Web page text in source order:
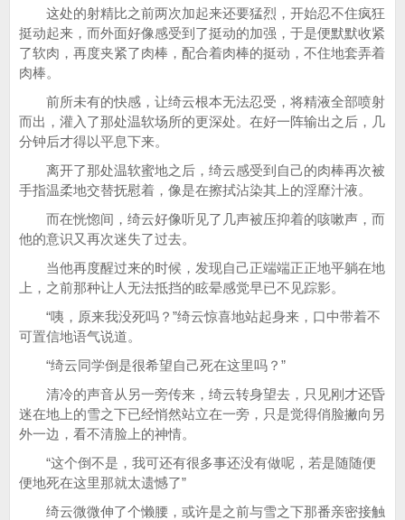
这处的射精比之前两次加起来还要猛烈，开始忍不住疯狂
挺动起来，而外面好像感受到了挺动的加强，于是便默默收紧
了软肉，再度夹紧了肉棒，配合着肉棒的挺动，不住地套弄着
肉棒。
前所未有的快感，让绮云根本无法忍受，将精液全部喷射
而出，灌入了那处温软场所的更深处。在好一阵输出之后，几
分钟后才得以平息下来。
离开了那处温软蜜地之后，绮云感受到自己的肉棒再次被
手指温柔地交替抚慰着，像是在擦拭沾染其上的淫靡汁液。
而在恍惚间，绮云好像听见了几声被压抑着的咳嗽声，而
他的意识又再次迷失了过去。
当他再度醒过来的时候，发现自己正端端正正地平躺在地
上，之前那种让人无法抵挡的眩晕感觉早已不见踪影。
“咦，原来我没死吗？”绮云惊喜地站起身来，口中带着不
可置信地语气说道。
“绮云同学倒是很希望自己死在这里吗？”
清冷的声音从另一旁传来，绮云转身望去，只见刚才还昏
迷在地上的雪之下已经悄然站立在一旁，只是觉得俏脸撇向另
外一边，看不清脸上的神情。
“这个倒不是，我可还有很多事还没有做呢，若是随随便
便地死在这里那就太遗憾了”
绮云微微伸了个懒腰，或许是之前与雪之下那番亲密接触